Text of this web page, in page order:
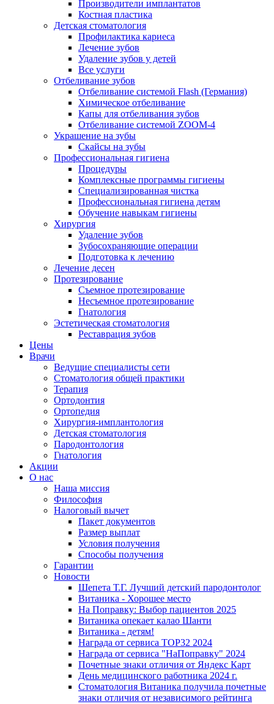
Производители имплантатов
Костная пластика
Детская стоматология
Профилактика кариеса
Лечение зубов
Удаление зубов у детей
Все услуги
Отбеливание зубов
Отбеливание системой Flash (Германия)
Химическое отбеливание
Капы для отбеливания зубов
Отбеливание системой ZOOM-4
Украшение на зубы
Скайсы на зубы
Профессиональная гигиена
Процедуры
Комплексные программы гигиены
Специализированная чистка
Профессиональная гигиена детям
Обучение навыкам гигиены
Хирургия
Удаление зубов
Зубосохраняющие операции
Подготовка к лечению
Лечение десен
Протезирование
Съемное протезирование
Несъемное протезирование
Гнатология
Эстетическая стоматология
Реставрация зубов
Цены
Врачи
Ведущие специалисты сети
Стоматология общей практики
Терапия
Ортодонтия
Ортопедия
Хирургия-имплантология
Детская стоматология
Пародонтология
Гнатология
Акции
О нас
Наша миссия
Философия
Налоговый вычет
Пакет документов
Размер выплат
Условия получения
Способы получения
Гарантии
Новости
Шепета Т.Г. Лучший детский пародонтолог
Витаника - Хорошее место
На Поправку: Выбор пациентов 2025
Витаника опекает калао Шанти
Витаника - детям!
Награда от сервиса TOP32 2024
Награда от сервиса "НаПоправку" 2024
Почетные знаки отличия от Яндекс Карт
День медицинского работника 2024 г.
Стоматология Витаника получила почетные
знаки отличия от независимого рейтинга